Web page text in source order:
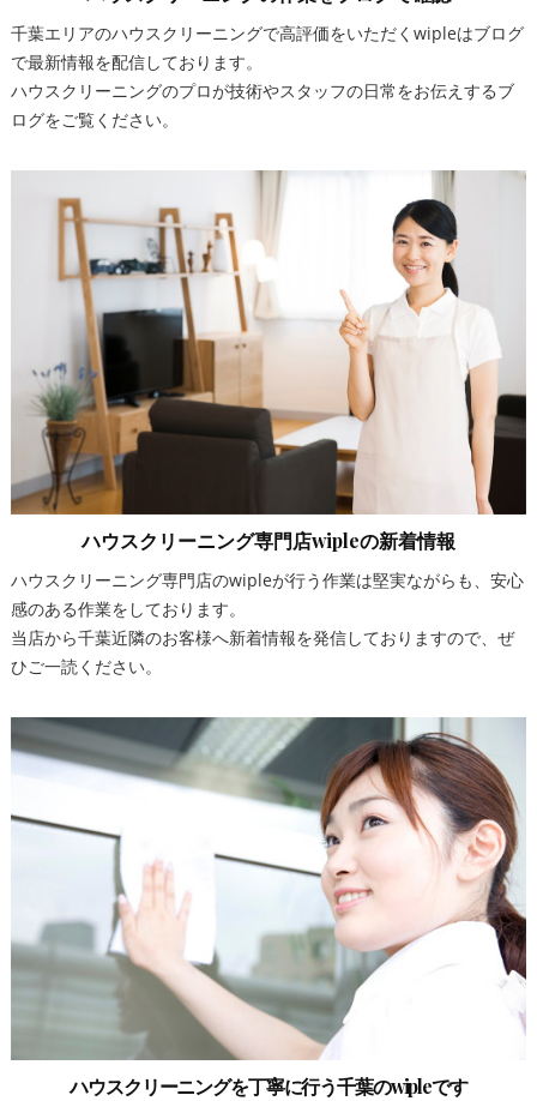
千葉エリアのハウスクリーニングで高評価をいただくwipleはブログ
で最新情報を配信しております。
ハウスクリーニングのプロが技術やスタッフの日常をお伝えするブ
ログをご覧ください。
ハウスクリーニング専門店wipleの新着情報
ハウスクリーニング専門店のwipleが行う作業は堅実ながらも、安心
感のある作業をしております。
当店から千葉近隣のお客様へ新着情報を発信しておりますので、ぜ
ひご一読ください。
ハウスクリーニングを丁寧に行う千葉のwipleです